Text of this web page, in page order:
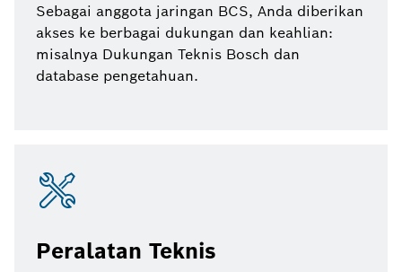
Sebagai anggota jaringan BCS, Anda diberikan
akses ke berbagai dukungan dan keahlian:
misalnya Dukungan Teknis Bosch dan
database pengetahuan.
Peralatan Teknis